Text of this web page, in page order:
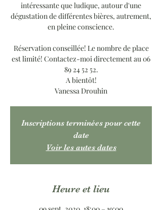
intéressante que ludique, autour d'une
dégustation de différentes bières, autrement,
en pleine conscience.
Réservation conseillée! Le nombre de place
est limité! Contactez-moi directement au 06
89 24 52 52.
A bientôt!
Vanessa Drouhin
Inscriptions terminées pour cette
date
Voir les autes dates
Heure et lieu